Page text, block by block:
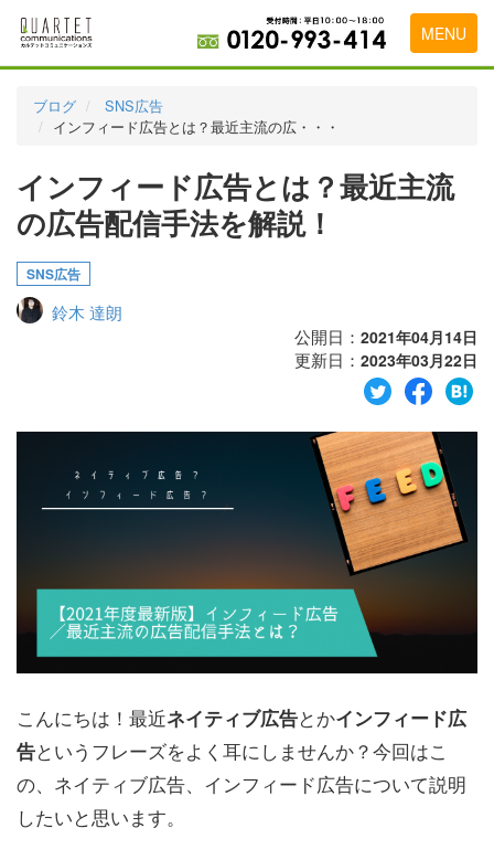
MENU
料金表
実績・お客様の声
初めて導入をお考えの方
代理店の乗り換えをお考えの方
広告代理店・HP制作会社様へ
ブログ
SNS広告
インフィード広告とは？最近主流の広・・・
インフィード広告とは？最近主流
の広告配信手法を解説！
SNS広告
鈴木 達朗
公開日： 2021年04月14日
更新日： 2023年03月22日
こんにちは！最近ネイティブ広告とかインフィード広
告というフレーズをよく耳にしませんか？今回はこ
の、ネイティブ広告、インフィード広告について説明
したいと思います。